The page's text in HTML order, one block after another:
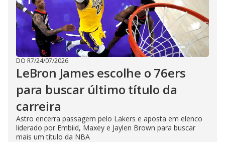
DO R7/24/07/2026
LeBron James escolhe o 76ers
para buscar último título da
carreira
Astro encerra passagem pelo Lakers e aposta em elenco
liderado por Embiid, Maxey e Jaylen Brown para buscar
mais um título da NBA